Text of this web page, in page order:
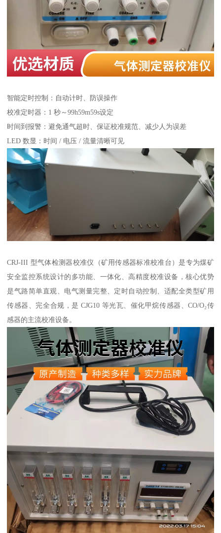
智能定时控制：自动计时、防误操作
校准定时器：1 秒～99h59m59s设定
时间到报警：避免通气超时、保证校准规范、减少人为误差
LED 数显：时间 / 电压 / 流量清晰可见
CRJ-III 型气体检测器校准仪（矿用传感器标准校准台）是专为煤矿
安全监控系统设计的多功能、一体化、高精度校准设备，核心优势
是气路简单直观、电气测量完整、定时自动控制、适配全类型矿用
传感器、完全合规，是 CJG10 等光瓦、催化甲烷传感器、CO/O₂传
感器的主流校准设备。